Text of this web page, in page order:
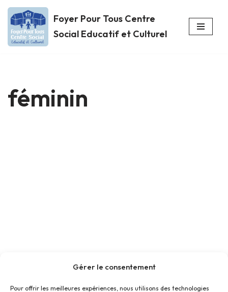
Gérer le consentement
Pour offrir les meilleures expériences, nous utilisons des technologies
Aller
au
Foyer Pour Tous Centre
Social Educatif et Culturel
féminin